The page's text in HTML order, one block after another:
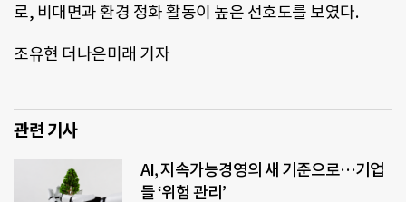
로, 비대면과 환경 정화 활동이 높은 선호도를 보였다.
조유현 더나은미래 기자
관련 기사
AI, 지속가능경영의 새 기준으로…기업
들 ‘위험 관리’